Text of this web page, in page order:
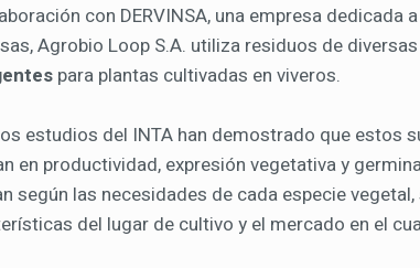
con DERVINSA, una empresa
Agrobio Loop S.A. utiliza residuos de
para plantas cultivadas en viveros.
estudios del INTA han demostrado que estos
en productividad, expresión vegetativa y
según las necesidades de cada especie
del lugar de cultivo y el mercado en el